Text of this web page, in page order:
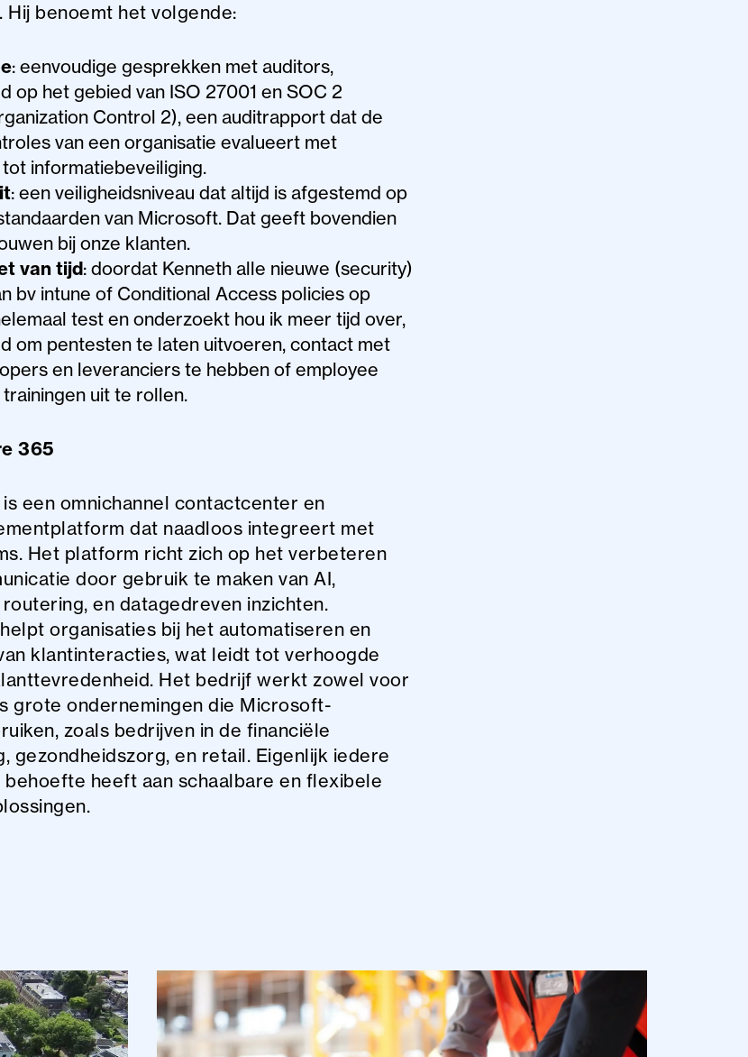
Hij benoemt het volgende:
: eenvoudige gesprekken met auditors,
op het gebied van ISO 27001 en SOC 2
Control 2), een auditrapport dat de
van een organisatie evalueert met
informatiebeveiliging.
: een veiligheidsniveau dat altijd is afgestemd op
van Microsoft. Dat geeft bovendien
bij onze klanten.
van tijd: doordat Kenneth alle nieuwe (security)
bv intune of Conditional Access policies op
test en onderzoekt hou ik meer tijd over,
om pentesten te laten uitvoeren, contact met
en leveranciers te hebben of employee
uit te rollen.
365
is een omnichannel contactcenter en
dat naadloos integreert met
Het platform richt zich op het verbeteren
door gebruik te maken van AI,
en datagedreven inzichten.
organisaties bij het automatiseren en
klantinteracties, wat leidt tot verhoogde
Het bedrijf werkt zowel voor
grote ondernemingen die Microsoft-
zoals bedrijven in de financiële
gezondheidszorg, en retail. Eigenlijk iedere
heeft aan schaalbare en flexibele